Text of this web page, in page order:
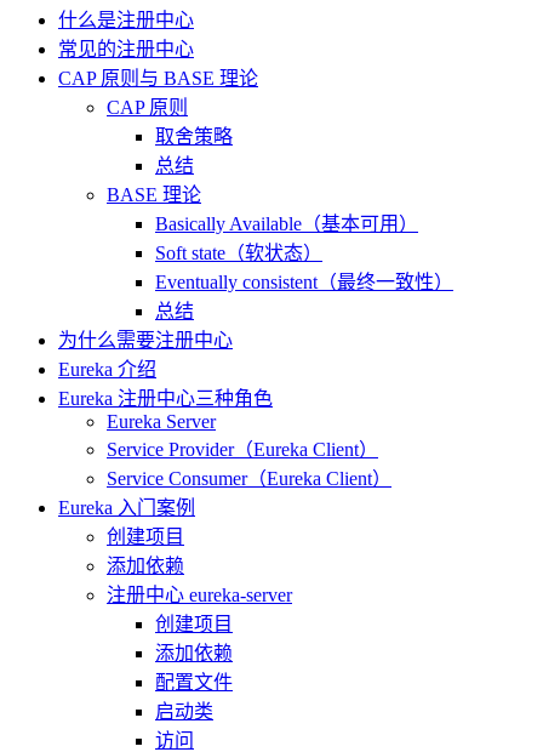
什么是注册中心
常见的注册中心
CAP 原则与 BASE 理论
CAP 原则
取舍策略
总结
BASE 理论
Basically Available（基本可用）
Soft state（软状态）
Eventually consistent（最终一致性）
总结
为什么需要注册中心
Eureka 介绍
Eureka 注册中心三种角色
Eureka Server
Service Provider（Eureka Client）
Service Consumer（Eureka Client）
Eureka 入门案例
创建项目
添加依赖
注册中心 eureka-server
创建项目
添加依赖
配置文件
启动类
访问